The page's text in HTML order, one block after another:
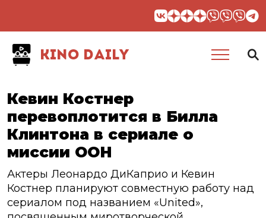
KINO DAILY
Кевин Костнер
перевоплотится в Билла
Клинтона в сериале о
миссии ООН
Актеры Леонардо ДиКаприо и Кевин
Костнер планируют совместную работу над
сериалом под названием «United»,